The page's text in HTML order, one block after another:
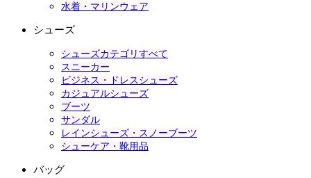
水着・マリンウェア
シューズ
シューズカテゴリすべて
スニーカー
ビジネス・ドレスシューズ
カジュアルシューズ
ブーツ
サンダル
レインシューズ・スノーブーツ
シューケア・靴用品
バッグ